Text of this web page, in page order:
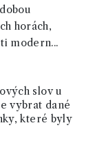
horách,
modern...
slov u
vybrat dané
které byly